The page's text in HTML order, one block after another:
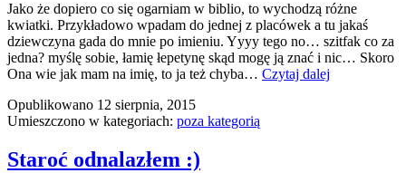
Jako że dopiero co się ogarniam w biblio, to wychodzą różne
kwiatki. Przykładowo wpadam do jednej z placówek a tu jakaś
dziewczyna gada do mnie po imieniu. Yyyy tego no… szitfak co za
jedna? myślę sobie, łamię łepetynę skąd mogę ją znać i nic… Skoro
Ona wie jak mam na imię, to ja też chyba… Czytaj dalej
Opublikowano 12 sierpnia, 2015
Umieszczono w kategoriach: poza kategorią
Staroć odnalazłem :)